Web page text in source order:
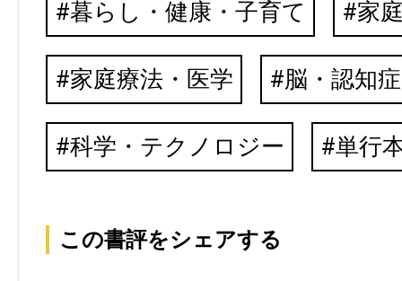
暮らし・健康・子育て 家
家庭療法・医学 脳・認知症
科学・テクノロジー 単行
この書評をシェアする